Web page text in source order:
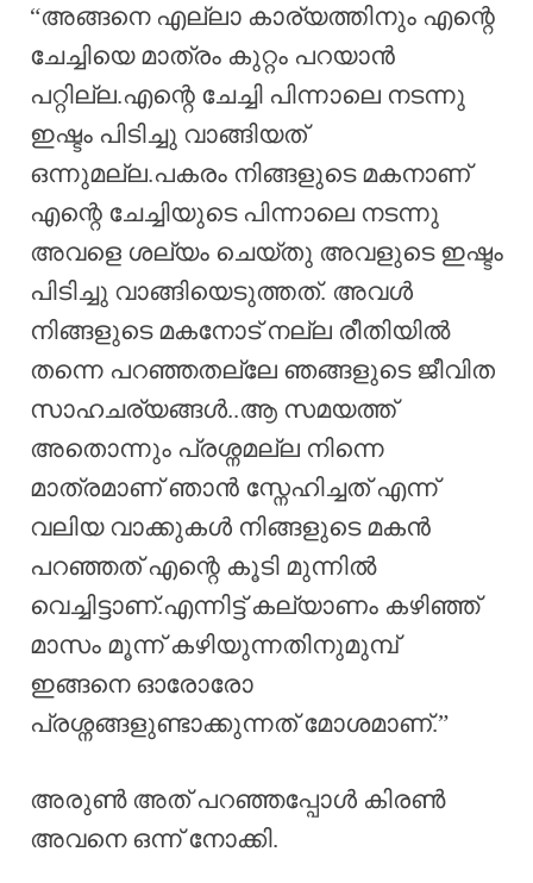
“അങ്ങനെ എല്ലാ കാര്യത്തിനും എന്റെ
ചേച്ചിയെ മാത്രം കുറ്റം പറയാൻ
പറ്റില്ല.എന്റെ ചേച്ചി പിന്നാലെ നടന്നു
ഇഷ്ടം പിടിച്ചു വാങ്ങിയത്
ഒന്നുമല്ല.പകരം നിങ്ങളുടെ മകനാണ്
എന്റെ ചേച്ചിയുടെ പിന്നാലെ നടന്നു
അവളെ ശല്യം ചെയ്തു അവളുടെ ഇഷ്ടം
പിടിച്ചു വാങ്ങിയെടുത്തത്. അവൾ
നിങ്ങളുടെ മകനോട് നല്ല രീതിയിൽ
തന്നെ പറഞ്ഞതല്ലേ ഞങ്ങളുടെ ജീവിത
സാഹചര്യങ്ങൾ..ആ സമയത്ത്
അതൊന്നും പ്രശ്നമല്ല നിന്നെ
മാത്രമാണ് ഞാൻ സ്നേഹിച്ചത് എന്ന്
വലിയ വാക്കുകൾ നിങ്ങളുടെ മകൻ
പറഞ്ഞത് എന്റെ കൂടി മുന്നില്‍
വെച്ചിട്ടാണ്.എന്നിട്ട് കല്യാണം കഴിഞ്ഞ്
മാസം മൂന്ന് കഴിയുന്നതിനുമുമ്പ്
ഇങ്ങനെ ഓരോരോ
പ്രശ്നങ്ങളുണ്ടാക്കുന്നത് മോശമാണ്.”
അരുൺ അത് പറഞ്ഞപ്പോൾ കിരൺ
അവനെ ഒന്ന് നോക്കി.